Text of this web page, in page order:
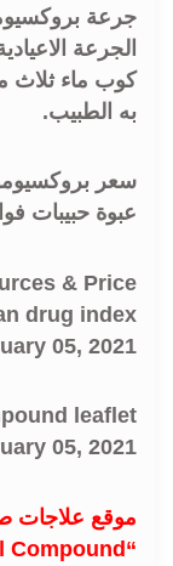
جرعة
الجرعة
كوب ماء ثلاث
به الطبيب.
سعر
عبوة حبيبات
& Price
drug index
05, 2021
leaflet
05, 2021
موقع علاجات